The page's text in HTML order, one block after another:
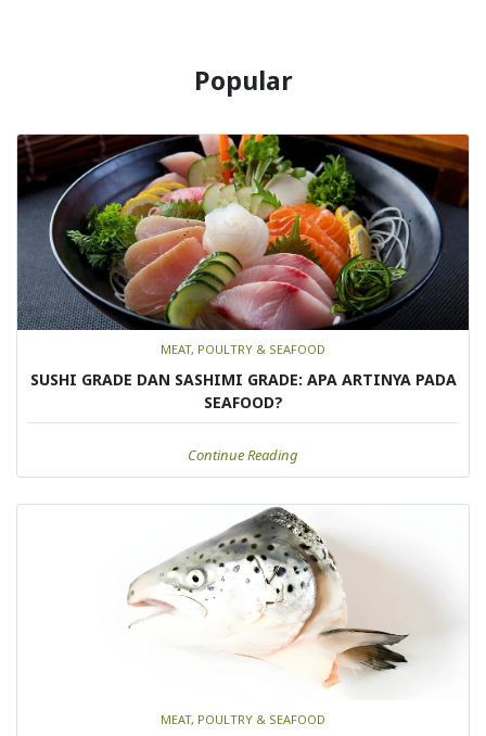
Popular
MEAT, POULTRY & SEAFOOD
SUSHI GRADE DAN SASHIMI GRADE: APA ARTINYA PADA
SEAFOOD?
Continue Reading
MEAT, POULTRY & SEAFOOD